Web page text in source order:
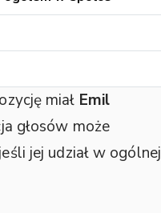
miał Emil
głosów może
jej udział w ogólnej